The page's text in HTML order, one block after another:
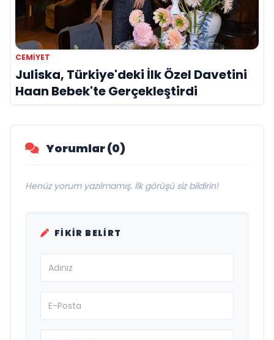
CEMIYET
Juliska, Türkiye'deki İlk Özel Davetini
Haan Bebek'te Gerçekleştirdi
Yorumlar (0)
Henüz yorum yazılmamış. İlk görüşü siz bildirin!
FIKIR BELIRT